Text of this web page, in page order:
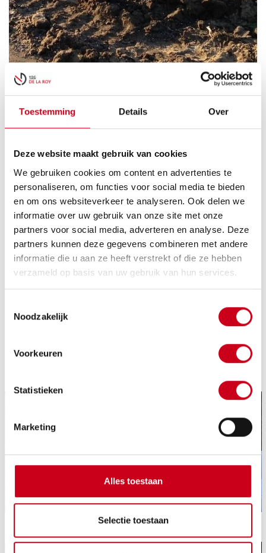
Toestemming Details Over
Deze website maakt gebruik van cookies
We gebruiken cookies om content en advertenties te
personaliseren, om functies voor social media te bieden
en om ons websiteverkeer te analyseren. Ook delen we
informatie over uw gebruik van onze site met onze
partners voor social media, adverteren en analyse. Deze
partners kunnen deze gegevens combineren met andere
informatie die u aan ze heeft verstrekt of die ze hebben
verzameld op basis van uw gebruik van hun services.
Noodzakelijk
Voorkeuren
Statistieken
Marketing
Alles toestaan
Selectie toestaan
Voor een aanbouw van een woning in Den Haag hebben we
tempex fundering gemaakt. Van de kwaliteit EPS 100
hebben we een aantal tempex J Kisten gemaakt van 3.000
en 3.500 mm lang.
De fundering en ringbalk wapening en vervolgens de
Havebo combinatie vloer is in 1 dag gesteld en gestort!